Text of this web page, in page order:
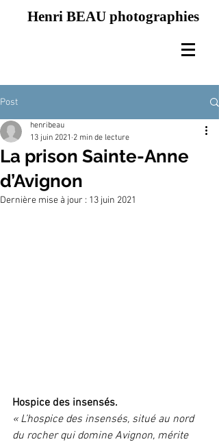
Henri BEAU photographies
Post
La prison Sainte-Anne
d’Avignon
henribeau
13 juin 2021 2 min de lecture
Dernière mise à jour : 13 juin 2021
Hospice des insensés.
« L’hospice des insensés, situé au nord
du rocher qui domine Avignon, mérite